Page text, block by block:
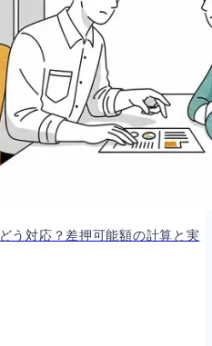
う対応？差押可能額の計算と実